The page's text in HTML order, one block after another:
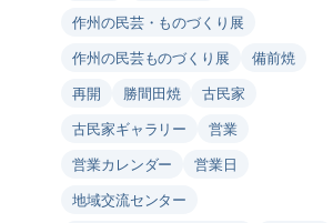
作州の民芸・ものづくり展
作州の民芸ものづくり展
備前焼
再開
勝間田焼
古民家
古民家ギャラリー
営業
営業カレンダー
営業日
地域交流センター